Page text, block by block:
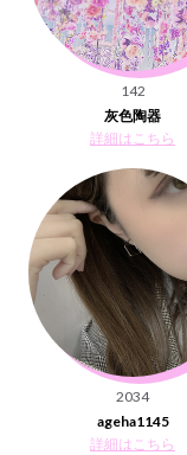
142
灰色陶器
詳細はこちら
2034
ageha1145
詳細はこちら